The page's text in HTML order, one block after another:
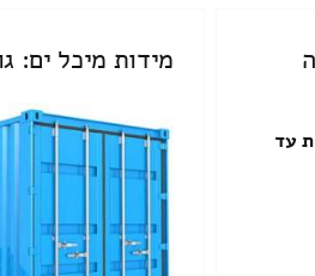
עד
מידות מיכל ים: